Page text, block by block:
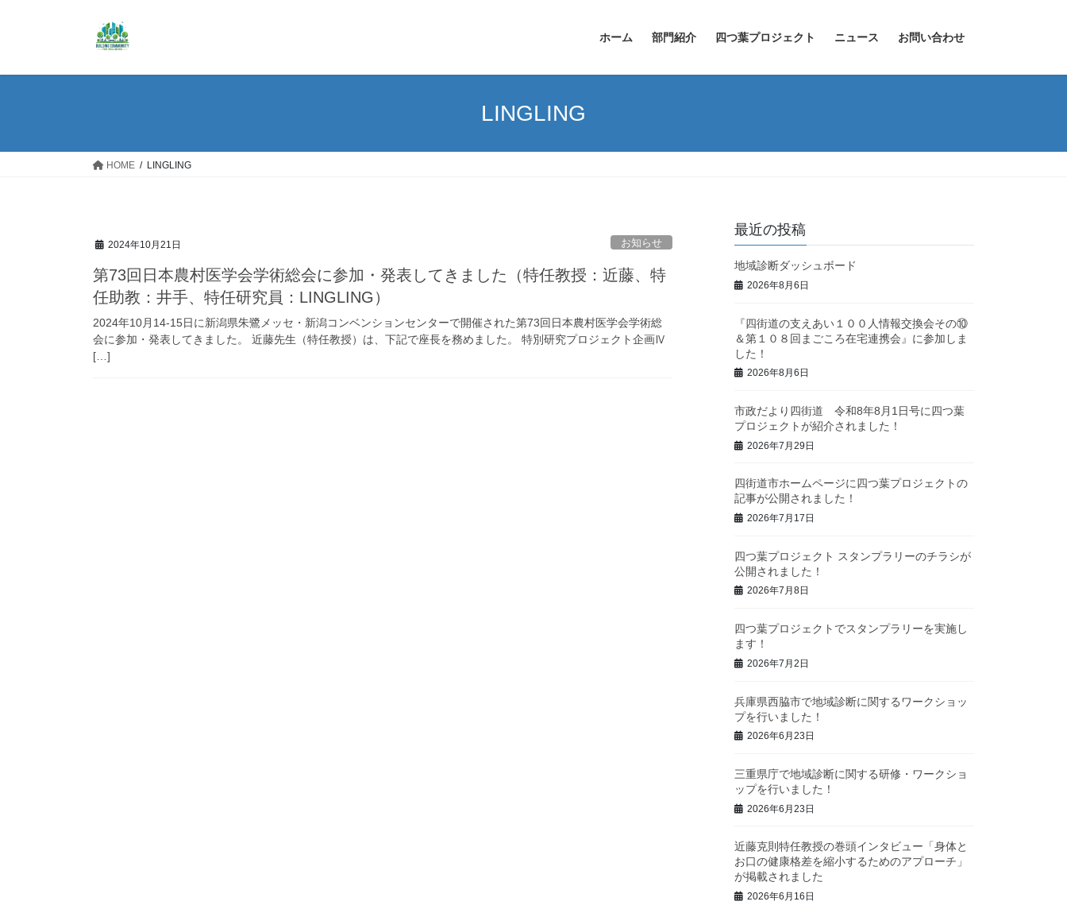
ホーム 部門紹介 四つ葉プロジェクト ニュース お問い合わせ
LINGLING
HOME LINGLING
2024年10月21日 お知らせ
第73回日本農村医学会学術総会に参加・発表してきました（特任教授：近藤、特
任助教：井手、特任研究員：LINGLING）
2024年10月14-15日に新潟県朱鷺メッセ・新潟コンベンションセンターで開催された第73回日本農村医学会学術総
会に参加・発表してきました。 近藤先生（特任教授）は、下記で座長を務めました。 特別研究プロジェクト企画Ⅳ
[…]
最近の投稿
地域診断ダッシュボード
2026年8月6日
『四街道の支えあい１００人情報交換会その⑩
＆第１０８回まごころ在宅連携会』に参加しま
した！
2026年8月6日
市政だより四街道 令和8年8月1日号に四つ葉
プロジェクトが紹介されました！
2026年7月29日
四街道市ホームページに四つ葉プロジェクトの
記事が公開されました！
2026年7月17日
四つ葉プロジェクト スタンプラリーのチラシが
公開されました！
2026年7月8日
四つ葉プロジェクトでスタンプラリーを実施し
ます！
2026年7月2日
兵庫県西脇市で地域診断に関するワークショッ
プを行いました！
2026年6月23日
三重県庁で地域診断に関する研修・ワークショ
ップを行いました！
2026年6月23日
近藤克則特任教授の巻頭インタビュー「身体と
お口の健康格差を縮小するためのアプローチ」
が掲載されました
2026年6月16日